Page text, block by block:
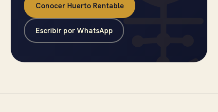
Conocer Huerto Rentable
Escribir por WhatsApp